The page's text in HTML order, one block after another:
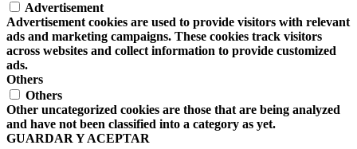
Advertisement
Advertisement cookies are used to provide visitors with relevant
ads and marketing campaigns. These cookies track visitors
across websites and collect information to provide customized
ads.
Others
Others
Other uncategorized cookies are those that are being analyzed
and have not been classified into a category as yet.
GUARDAR Y ACEPTAR